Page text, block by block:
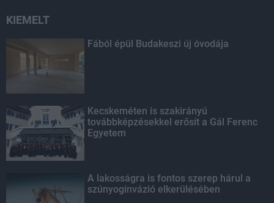
KIEMELT
Fából épül Budakeszi új óvodája
Kecskeméten is szakirányú
továbbképzésekkel erősít a Gál Ferenc
Egyetem
A lakosságra is fontos szerep hárul a
szúnyoginvázió elkerülésében